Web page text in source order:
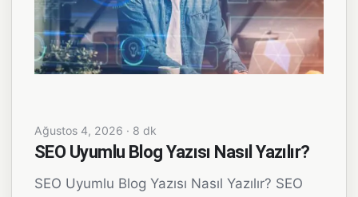
Ağustos 4, 2026 · 8 dk
SEO Uyumlu Blog Yazısı Nasıl Yazılır?
SEO Uyumlu Blog Yazısı Nasıl Yazılır? SEO